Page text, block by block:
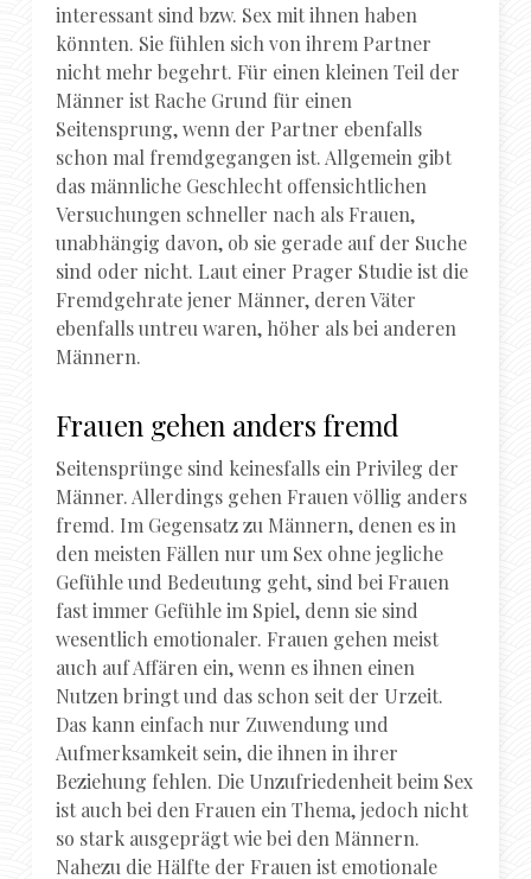
interessant sind bzw. Sex mit ihnen haben
könnten. Sie fühlen sich von ihrem Partner
nicht mehr begehrt. Für einen kleinen Teil der
Männer ist Rache Grund für einen
Seitensprung, wenn der Partner ebenfalls
schon mal fremdgegangen ist. Allgemein gibt
das männliche Geschlecht offensichtlichen
Versuchungen schneller nach als Frauen,
unabhängig davon, ob sie gerade auf der Suche
sind oder nicht. Laut einer Prager Studie ist die
Fremdgehrate jener Männer, deren Väter
ebenfalls untreu waren, höher als bei anderen
Männern.
Frauen gehen anders fremd
Seitensprünge sind keinesfalls ein Privileg der
Männer. Allerdings gehen Frauen völlig anders
fremd. Im Gegensatz zu Männern, denen es in
den meisten Fällen nur um Sex ohne jegliche
Gefühle und Bedeutung geht, sind bei Frauen
fast immer Gefühle im Spiel, denn sie sind
wesentlich emotionaler. Frauen gehen meist
auch auf Affären ein, wenn es ihnen einen
Nutzen bringt und das schon seit der Urzeit.
Das kann einfach nur Zuwendung und
Aufmerksamkeit sein, die ihnen in ihrer
Beziehung fehlen. Die Unzufriedenheit beim Sex
ist auch bei den Frauen ein Thema, jedoch nicht
so stark ausgeprägt wie bei den Männern.
Nahezu die Hälfte der Frauen ist emotionale